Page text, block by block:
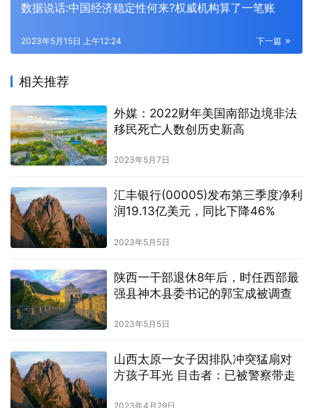
数据说话:中国经济稳定性何来?权威机构算了一笔账
下一篇
2023年5月15日 上午12:24
相关推荐
外媒：2022财年美国南部边境非法
移民死亡人数创历史新高
2023年5月7日
汇丰银行(00005)发布第三季度净利
润19.13亿美元，同比下降46%
2023年5月5日
陕西一干部退休8年后，时任西部最
强县神木县委书记的郭宝成被调查
2023年5月5日
山西太原一女子因排队冲突猛扇对
方孩子耳光 目击者：已被警察带走
2023年4月29日